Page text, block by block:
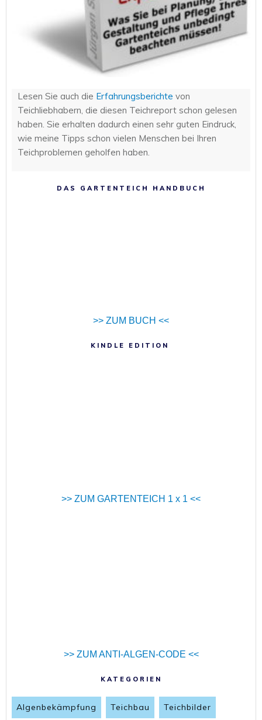
Lesen Sie auch die Erfahrungsberichte von
Teichliebhabern, die diesen Teichreport schon gelesen
haben. Sie erhalten dadurch einen sehr guten Eindruck,
wie meine Tipps schon vielen Menschen bei Ihren
Teichproblemen geholfen haben.
DAS GARTENTEICH HANDBUCH
>> ZUM BUCH <<
KINDLE EDITION
>> ZUM GARTENTEICH 1 x 1 <<
>> ZUM ANTI-ALGEN-CODE <<
KATEGORIEN
Algenbekämpfung Teichbau Teichbilder